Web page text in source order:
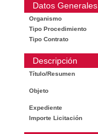
Datos Generales
Organismo
Tipo Procedimiento
Tipo Contrato
Descripción
Título/Resumen
Objeto
Expediente
Importe Licitación